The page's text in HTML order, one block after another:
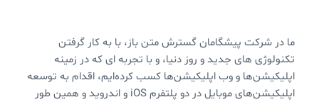
ما در شرکت پیشگامان گسترش متن باز، با به کار گرفتن
تکنولوژی های جدید و روز دنیا، و با تجربه ای که در زمینه
اپلیکیشن‌ها و وب اپلیکیشن‌ها کسب کرده‌ایم، اقدام به توسعه
اپلیکیشن‌های موبایل در دو پلتفرم iOS و اندروید و همین طور